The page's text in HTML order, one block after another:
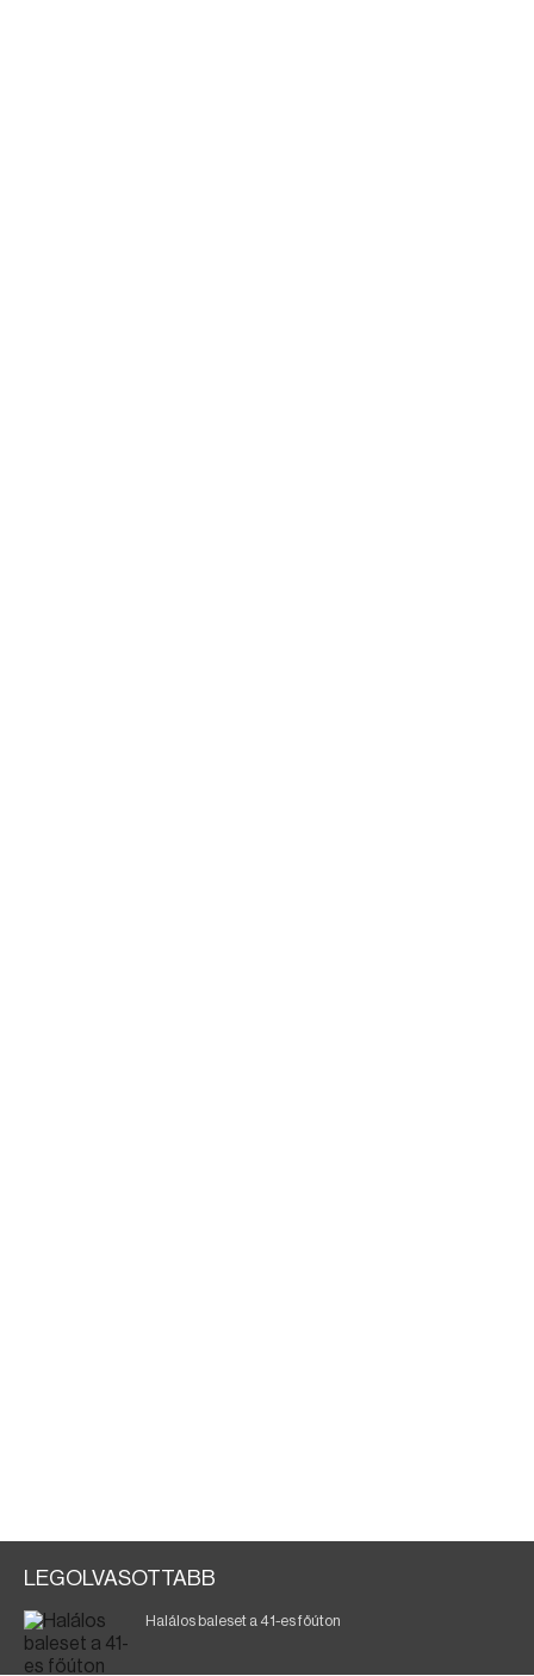
LEGOLVASOTTABB
Halálos baleset a 41-es főúton